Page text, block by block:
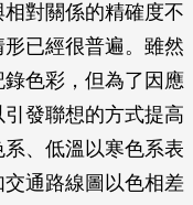
對關係的精確度不
已經很普遍。雖然
色彩，但為了因應
發聯想的方式提高
、低溫以寒色系表
通路線圖以色相差